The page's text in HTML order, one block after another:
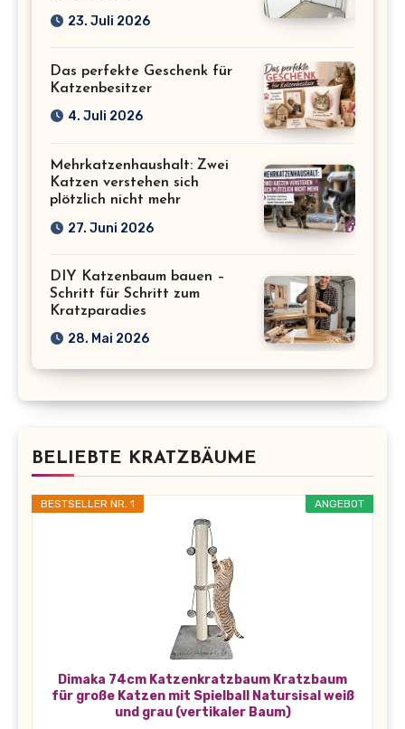
23. Juli 2026
Das perfekte Geschenk für
Katzenbesitzer
4. Juli 2026
Mehrkatzenhaushalt: Zwei
Katzen verstehen sich
plötzlich nicht mehr
27. Juni 2026
DIY Katzenbaum bauen –
Schritt für Schritt zum
Kratzparadies
28. Mai 2026
BELIEBTE KRATZBÄUME
ANGEBOT
BESTSELLER NR. 1
Dimaka 74cm Katzenkratzbaum Kratzbaum
für große Katzen mit Spielball Natursisal weiß
und grau (vertikaler Baum)